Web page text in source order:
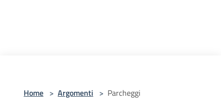
Home > Argomenti > Parcheggi